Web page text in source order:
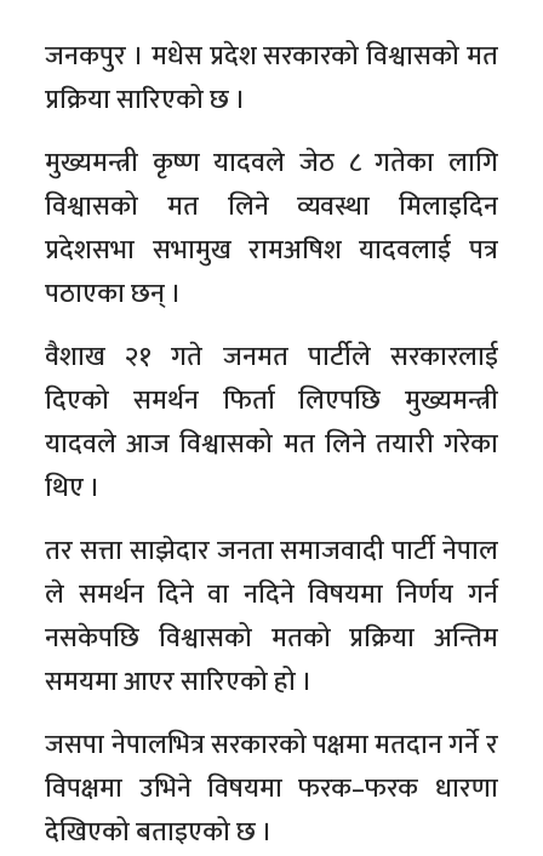
जनकपुर । मधेस प्रदेश सरकारको विश्वासको मत
प्रक्रिया सारिएको छ ।
मुख्यमन्त्री कृष्ण यादवले जेठ ८ गतेका लागि
विश्वासको मत लिने व्यवस्था मिलाइदिन
प्रदेशसभा सभामुख रामअषिश यादवलाई पत्र
पठाएका छन् ।
वैशाख २१ गते जनमत पार्टीले सरकारलाई
दिएको समर्थन फिर्ता लिएपछि मुख्यमन्त्री
यादवले आज विश्वासको मत लिने तयारी गरेका
थिए ।
तर सत्ता साझेदार जनता समाजवादी पार्टी नेपाल
ले समर्थन दिने वा नदिने विषयमा निर्णय गर्न
नसकेपछि विश्वासको मतको प्रक्रिया अन्तिम
समयमा आएर सारिएको हो ।
जसपा नेपालभित्र सरकारको पक्षमा मतदान गर्ने र
विपक्षमा उभिने विषयमा फरक–फरक धारणा
देखिएको बताइएको छ ।